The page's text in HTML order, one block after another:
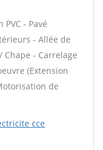
- Pavé
- Allée de
- Carrelage
(Extension
de
cce